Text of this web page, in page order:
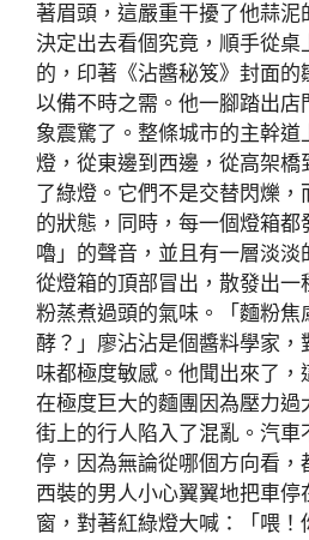
著眉頭，這嚴重干擾了他蒜
決定出去看個究竟，順手從桌
的，印著《沾醬秘笈》封面的
以備不時之需。他一腳踏出店
象震驚了。整條城市的主幹
燈，從東邊到西邊，從高架橋
了綠燈。它們不是交替閃爍，
的狀態，同時，每一個燈箱
嚕」的聲音，並且有一層淡淡
從燈箱的頂部冒出，散發出
粉蒸煮過頭的氣味。「麵粉焦
酵？」廖沾沾是個醬料學家
味都極度敏感。他聞出來了，
在極度巨大的麵團因為壓力過
街上的行人陷入了混亂。汽車
停，因為無論從哪個方向看，
西裝的男人小心翼翼地把車停
窗，對著紅綠燈大喊：「喂！